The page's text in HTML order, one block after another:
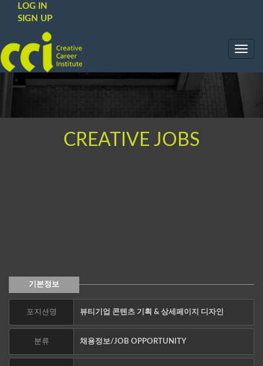
LOG IN
SIGN UP
CREATIVE JOBS
기본정보
포지션명 뷰티기업 콘텐츠 기획 & 상세페이지 디자인
분류 채용정보/JOB OPPORTUNITY